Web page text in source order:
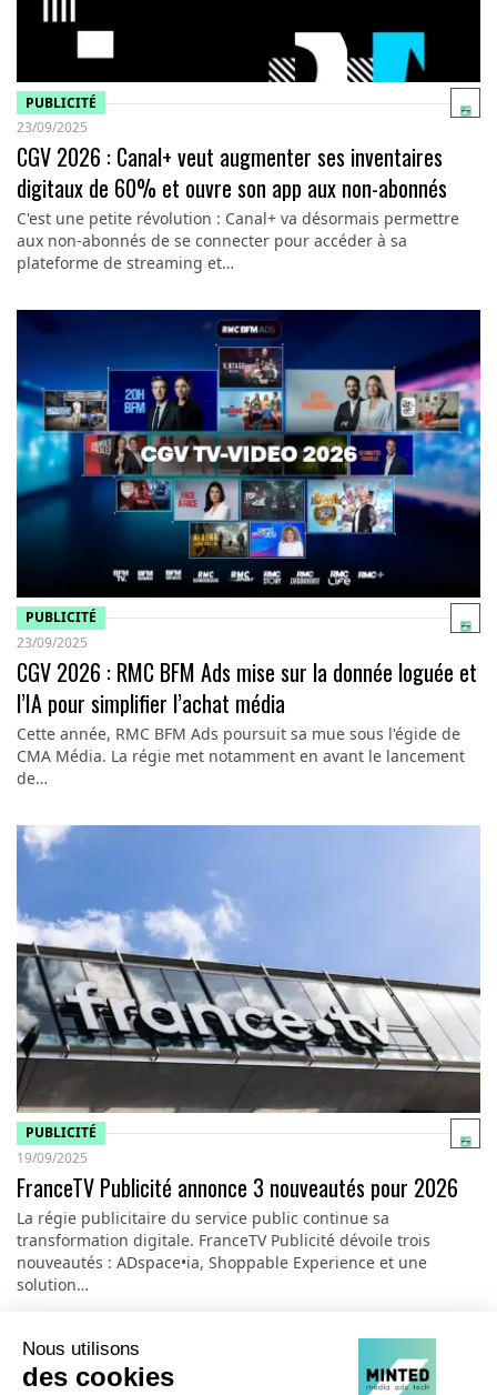
PUBLICITÉ
23/09/2025
CGV 2026 : Canal+ veut augmenter ses inventaires
digitaux de 60% et ouvre son app aux non-abonnés
C'est une petite révolution : Canal+ va désormais permettre
aux non-abonnés de se connecter pour accéder à sa
plateforme de streaming et…
PUBLICITÉ
23/09/2025
CGV 2026 : RMC BFM Ads mise sur la donnée loguée et
l’IA pour simplifier l’achat média
Cette année, RMC BFM Ads poursuit sa mue sous l'égide de
CMA Média. La régie met notamment en avant le lancement
de…
PUBLICITÉ
19/09/2025
FranceTV Publicité annonce 3 nouveautés pour 2026
La régie publicitaire du service public continue sa
transformation digitale. FranceTV Publicité dévoile trois
nouveautés : ADspace•ia, Shoppable Experience et une
solution…